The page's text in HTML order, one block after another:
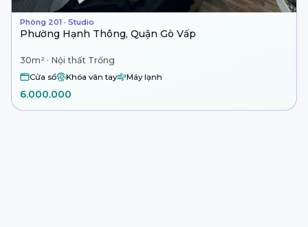
Phòng 201 · Studio
Phường Hạnh Thông, Quận Gò Vấp
30m² · Nội thất Trống
Cửa sổ Khóa vân tay Máy lạnh
6.000.000